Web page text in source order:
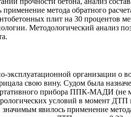
метода обратного
плит на 30 процентов
Методологический анализ
эксплуатационной организации о
свою вину. Судом была
прибора ППК-МАДИ (не
условий в момент
явилось применение